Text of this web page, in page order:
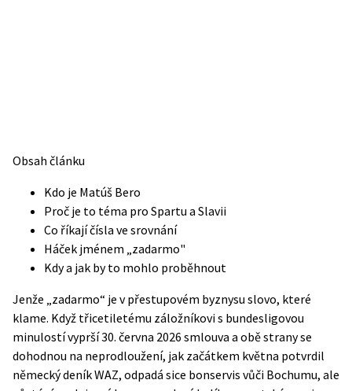
Obsah článku
Kdo je Matúš Bero
Proč je to téma pro Spartu a Slavii
Co říkají čísla ve srovnání
Háček jménem „zadarmo"
Kdy a jak by to mohlo proběhnout
Jenže „zadarmo“ je v přestupovém byznysu slovo, které
klame. Když třicetiletému záložníkovi s bundesligovou
minulostí vyprší 30. června 2026 smlouva a obě strany se
dohodnou na neprodloužení, jak začátkem května potvrdil
německý deník WAZ, odpadá sice bonservis vůči Bochumu, ale